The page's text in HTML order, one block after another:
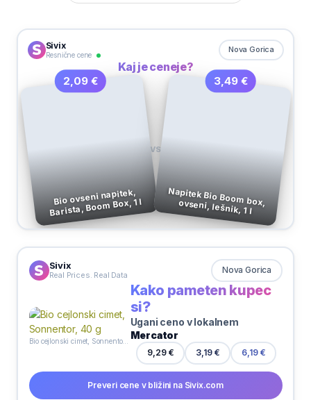
Sivix
Resnične cene
Nova Gorica
Kaj je ceneje?
2,09 €
Bio ovseni napitek,
Barista, Boom Box, 1 l
VS
3,49 €
Napitek Bio Boom box, ovseni, lešnik, 1 l
Sivix
Real Prices. Real Data Nova Gorica
Bio cejlonski cimet, Sonnentor, 40 g
Kako pameten kupec
si?
Ugani ceno v lokalnem
Mercator
9,29 € 3,19 € 6,19 €
Preveri cene v bližini na Sivix.com